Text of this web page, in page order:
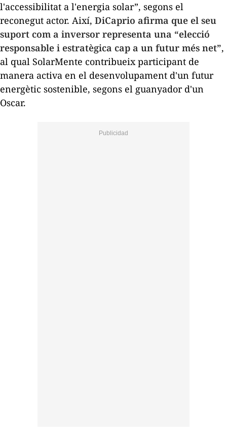
l'accessibilitat a l'energia solar”, segons el
reconegut actor. Així, DiCaprio afirma que el seu
suport com a inversor representa una “elecció
responsable i estratègica cap a un futur més net”,
al qual SolarMente contribueix participant de
manera activa en el desenvolupament d'un futur
energètic sostenible, segons el guanyador d'un
Oscar.